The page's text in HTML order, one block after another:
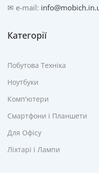
✉ e-mail:
Категорії
Побутова Техніка
Ноутбуки
Комп'ютери
Смартфони і Планшети
Для Офісу
Ліхтарі і Лампи